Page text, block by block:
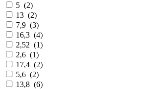
5 (2)
13 (2)
7,9 (3)
16,3 (4)
2,52 (1)
2,6 (1)
17,4 (2)
5,6 (2)
13,8 (6)